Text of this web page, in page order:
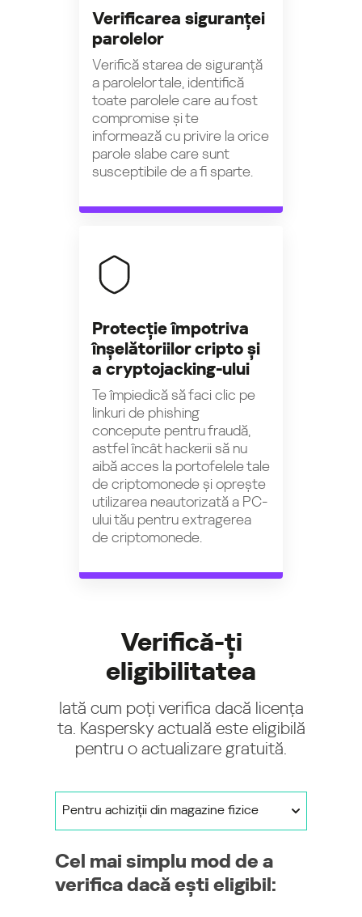
Verificarea siguranței
parolelor
Verifică starea de siguranță
a parolelor tale, identifică
toate parolele care au fost
compromise și te
informează cu privire la orice
parole slabe care sunt
susceptibile de a fi sparte.
Protecție împotriva
înșelătoriilor cripto și
a cryptojacking-ului
Te împiedică să faci clic pe
linkuri de phishing
concepute pentru fraudă,
astfel încât hackerii să nu
aibă acces la portofelele tale
de criptomonede și oprește
utilizarea neautorizată a PC-
ului tău pentru extragerea
de criptomonede.
Verifică-ți
eligibilitatea
Iată cum poți verifica dacă licența
ta. Kaspersky actuală este eligibilă
pentru o actualizare gratuită.
Pentru achiziții din magazine fizice
Cel mai simplu mod de a
verifica dacă ești eligibil: